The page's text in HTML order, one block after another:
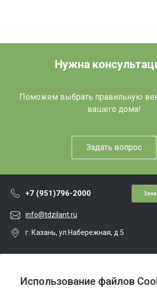
Использование файлов
Нужна
Поможем выбрать правильную
вашего дома!
Задать вопрос
+7 (951)796-2000
info@tdzilant.ru
г. Казань, ул.Набережная, д.5